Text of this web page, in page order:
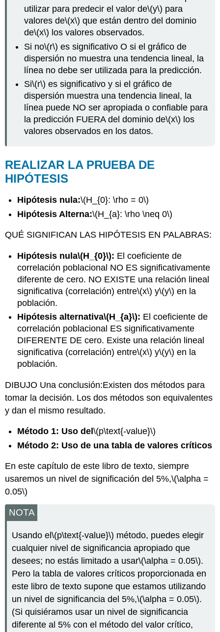
utilizar para predecir el valor de\(y\) para
valores de\(x\) que están dentro del dominio
de\(x\) los valores observados.
Si no\(r\) es significativo O si el gráfico de
dispersión no muestra una tendencia lineal, la
línea no debe ser utilizada para la predicción.
Si\(r\) es significativo y si el gráfico de
dispersión muestra una tendencia lineal, la
línea puede NO ser apropiada o confiable para
la predicción FUERA del dominio de\(x\) los
valores observados en los datos.
REALIZAR LA PRUEBA DE
HIPÓTESIS
Hipótesis nula:\(H_{0}: \rho = 0\)
Hipótesis Alterna:\(H_{a}: \rho \neq 0\)
QUÉ SIGNIFICAN LAS HIPÓTESIS EN PALABRAS:
Hipótesis nula\(H_{0}\): El coeficiente de
correlación poblacional NO ES significativamente
diferente de cero. NO EXISTE una relación lineal
significativa (correlación) entre\(x\) y\(y\) en la
población.
Hipótesis alternativa\(H_{a}\): El coeficiente de
correlación poblacional ES significativamente
DIFERENTE DE cero. Existe una relación lineal
significativa (correlación) entre\(x\) y\(y\) en la
población.
DIBUJO Una conclusión:Existen dos métodos para
tomar la decisión. Los dos métodos son equivalentes
y dan el mismo resultado.
Método 1: Uso del\(p\text{-value}\)
Método 2: Uso de una tabla de valores críticos
En este capítulo de este libro de texto, siempre
usaremos un nivel de significación del 5%,\(\alpha =
0.05\)
NOTA
Usando el\(p\text{-value}\) método, puedes elegir
cualquier nivel de significancia apropiado que
desees; no estás limitado a usar\(\alpha = 0.05\).
Pero la tabla de valores críticos proporcionada en
este libro de texto supone que estamos utilizando
un nivel de significancia del 5%,\(\alpha = 0.05\).
(Si quisiéramos usar un nivel de significancia
diferente al 5% con el método del valor crítico,